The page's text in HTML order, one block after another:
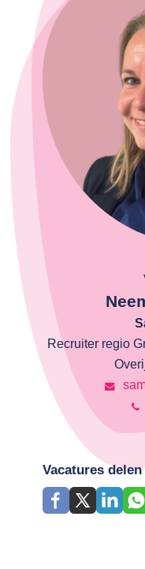
Recruiter regio
Vacatures delen